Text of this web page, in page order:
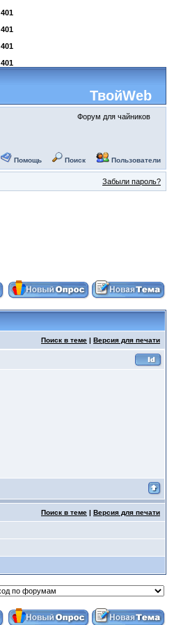
401
401
401
401
ТвойWeb
Форум для чайников
Помощь Поиск Пользователи
Забыли пароль?
Поиск в теме | Версия для печати
Поиск в теме | Версия для печати